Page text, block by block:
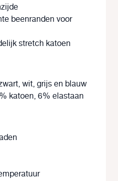
beenranden voor
stretch katoen
wit, grijs en blauw
katoen, 6% elastaan